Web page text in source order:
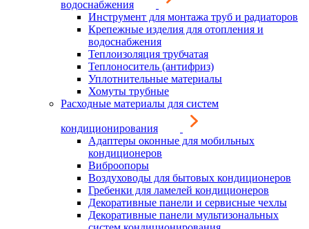
водоснабжения
Инструмент для монтажа труб и радиаторов
Крепежные изделия для отопления и
водоснабжения
Теплоизоляция трубчатая
Теплоноситель (антифриз)
Уплотнительные материалы
Хомуты трубные
Расходные материалы для систем
кондиционирования
Адаптеры оконные для мобильных
кондиционеров
Виброопоры
Воздуховоды для бытовых кондиционеров
Гребенки для ламелей кондиционеров
Декоративные панели и сервисные чехлы
Декоративные панели мультизональных